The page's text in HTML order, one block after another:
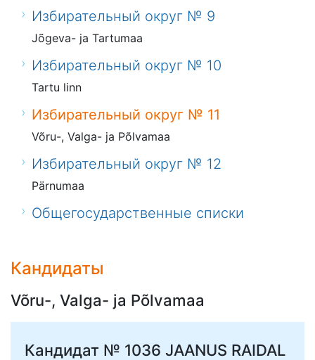
Избирательный округ № 9
Jõgeva- ja Tartumaa
Избирательный округ № 10
Tartu linn
Избирательный округ № 11
Võru-, Valga- ja Põlvamaa
Избирательный округ № 12
Pärnumaa
Общегосударственные списки
Кандидаты
Võru-, Valga- ja Põlvamaa
Кандидат № 1036 JAANUS RAIDAL